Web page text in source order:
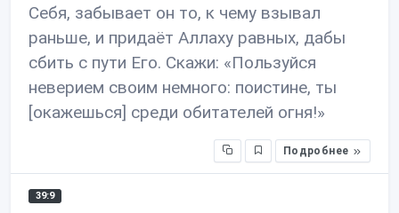
Себя, забывает он то, к чему взывал
раньше, и придаёт Аллаху равных, дабы
сбить с пути Его. Скажи: «Пользуйся
неверием своим немного: поистине, ты
[окажешься] среди обитателей огня!»
Подробнее
39:9